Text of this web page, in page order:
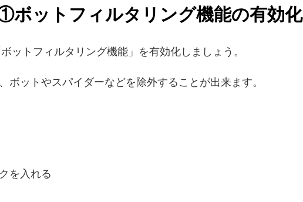
ボットフィルタリング機能の有効化
ットフィルタリング機能」を有効化しましょう。
ボットやスパイダーなどを除外することが出来ます。
を入れる